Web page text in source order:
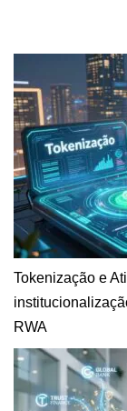
Tokenização e
RWA